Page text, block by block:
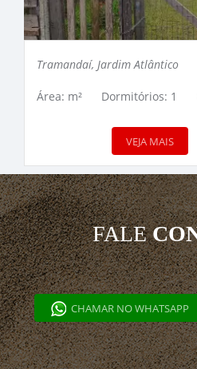
Tramandaí, Jardim Atlântico
Área: m² Dormitórios: 1
VEJA MAIS
FALE
CHAMAR NO WHATSAPP